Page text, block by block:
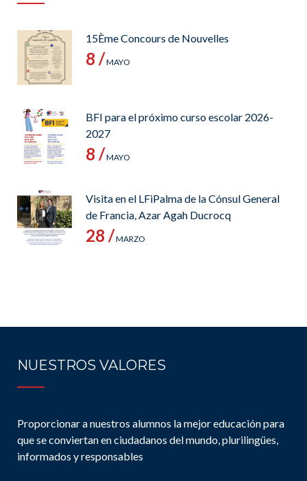
15Ème Concours de Nouvelles
8 /MAYO
BFI para el próximo curso escolar 2026-
2027
8 /MAYO
Visita en el LFiPalma de la Cónsul General
de Francia, Azar Agah Ducrocq
28 /MARZO
NUESTROS VALORES
Proporcionar a nuestros alumnos la mejor educación para
que se conviertan en ciudadanos del mundo, plurilingües,
informados y responsables